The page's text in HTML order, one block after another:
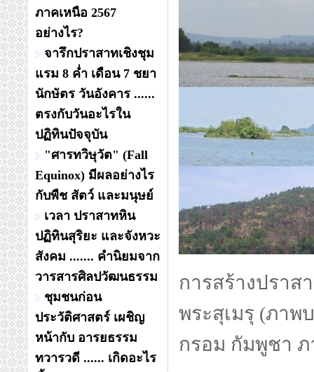
ภาคเหนือ 2567
อย่างไร?
จารึกปราสาทเชิงชุม
แรม 8 ค่ำ เดือน 7 ชยา
นักษัตร วันอังคาร ......
ตรงกับวันอะไรใน
ปฏิทินปัจจุบัน
"ศารทวิษุวัต" (Fall
Equinox) มีผลอย่างไร
กับพืช สัตว์ และมนุษย์
เวลา ปราสาทหิน
ปฏิทินสุริยะ และจังหวะ
สังคม ....... คำนิยมจาก
วารสารศิลปวัฒนธรรม
ชุมชนก่อน
ประวัติศาสตร์ เผชิญ
หน้ากับ อารยธรรม
ทวารวดี ...... เกิดอะไร
การสร้างปราส
พระสุเมรุ (ภา
กรอม กัมพูชา